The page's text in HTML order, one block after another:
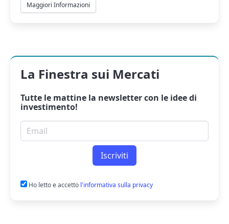
Maggiori Informazioni
La Finestra sui Mercati
Tutte le mattine la newslettercon le idee di
investimento!
Email per newsletter
Iscriviti
Ho letto e accetto l'informativa sulla privacy